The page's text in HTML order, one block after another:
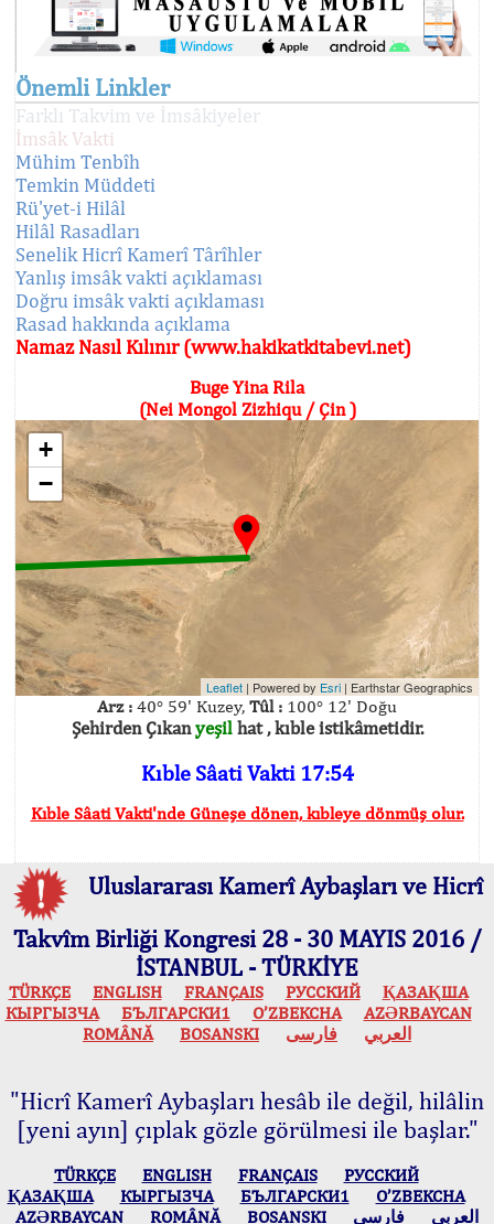
Önemli Linkler
Farklı Takvim ve İmsâkiyeler
İmsâk Vakti
Mühim Tenbîh
Temkin Müddeti
Rü'yet-i Hilâl
Hilâl Rasadları
Senelik Hicrî Kamerî Târîhler
Yanlış imsâk vakti açıklaması
Doğru imsâk vakti açıklaması
Rasad hakkında açıklama
Namaz Nasıl Kılınır (www.hakikatkitabevi.net)
Buge Yina Rila
(Nei Mongol Zizhiqu / Çin )
+
−
Leaflet | Powered by Esri | Earthstar Geographics
Arz : 40° 59' Kuzey, Tûl : 100° 12' Doğu
Şehirden Çıkanyeşilhat , kıble istikâmetidir.
Kıble Sâati Vakti 17:54
Kıble Sâati Vakti'nde Güneşe dönen, kıbleye dönmüş olur.
Uluslararası Kamerî Aybaşları ve Hicrî
Takvîm Birliği Kongresi 28 - 30 MAYIS 2016 /
İSTANBUL - TÜRKİYE
TÜRKÇE ENGLISH FRANÇAIS РУССКИЙ
ҚАЗАҚША
КЫPГЫЗЧA
БЪЛГАРСКИ1 O’ZBEKCHA
AZӘRBAYCAN
ROMÂNĂ
BOSANSKI العربي فارسی
"Hicrî Kamerî Aybaşları hesâb ile değil, hilâlin
[yeni ayın] çıplak gözle görülmesi ile başlar."
TÜRKÇE ENGLISH FRANÇAIS
РУССКИЙ
ҚАЗАҚША
КЫPГЫЗЧA БЪЛГАРСКИ1
O’ZBEKCHA
AZӘRBAYCAN
ROMÂNĂ BOSANSKI العربي فارسی